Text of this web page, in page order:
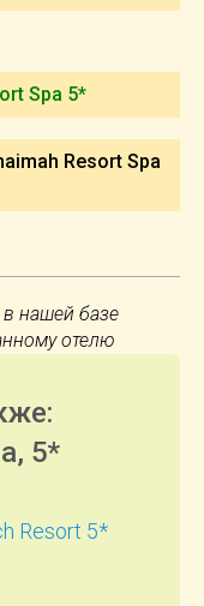
Spa 5*
Resort Spa
нашей базе
отелю
5*
Resort 5*